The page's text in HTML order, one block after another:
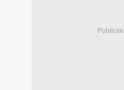
Publicité